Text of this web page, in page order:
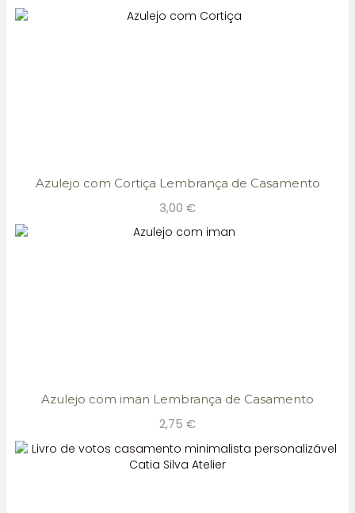
Azulejo com Cortiça Lembrança de Casamento
3,00 €
Azulejo com iman Lembrança de Casamento
2,75 €